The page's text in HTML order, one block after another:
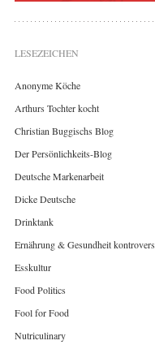
LESEZEICHEN
Anonyme Köche
Arthurs Tochter kocht
Christian Buggischs Blog
Der Persönlichkeits-Blog
Deutsche Markenarbeit
Dicke Deutsche
Drinktank
Ernährung & Gesundheit kontrovers
Esskultur
Food Politics
Fool for Food
Nutriculinary